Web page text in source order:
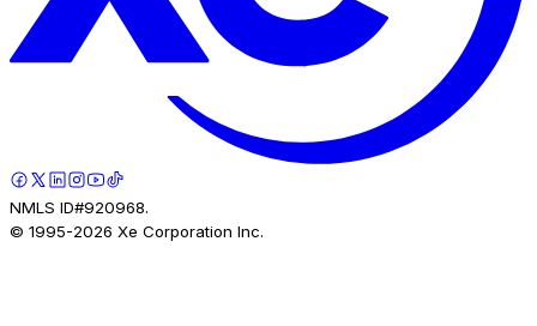
NMLS ID#920968.
© 1995-2026 Xe Corporation Inc.